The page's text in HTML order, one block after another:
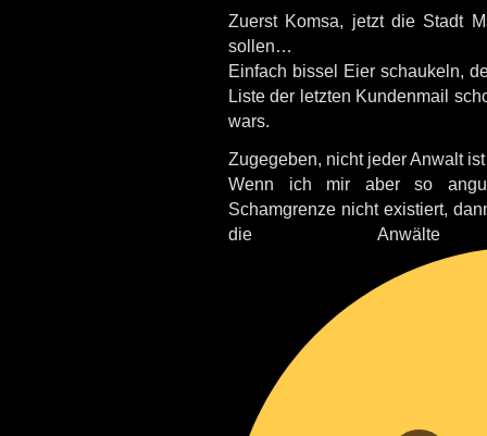
Zuerst Komsa, jetzt die Stadt
sollen…
Einfach bissel Eier schaukeln,
Liste der letzten Kundenmail
wars.
Zugegeben, nicht jeder Anwalt
Wenn ich mir aber so
Schamgrenze nicht existiert,
die Anwälte